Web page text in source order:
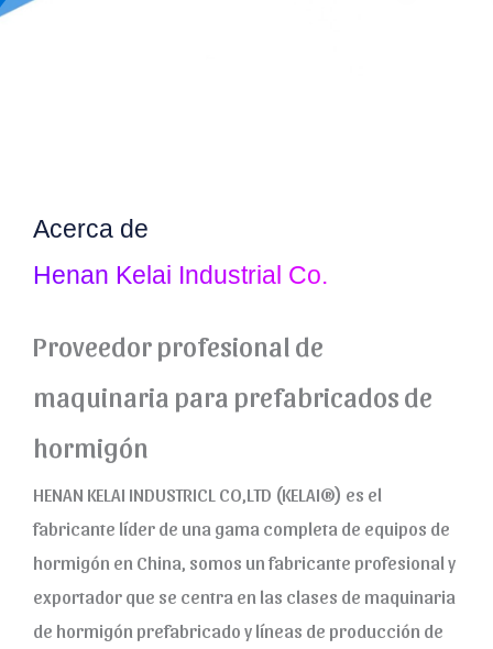
Acerca de
Henan Kelai Industrial Co.
Proveedor profesional de
maquinaria para prefabricados de
hormigón
HENAN KELAI INDUSTRICL CO,LTD (KELAI®) es el
fabricante líder de una gama completa de equipos de
hormigón en China, somos un fabricante profesional y
exportador que se centra en las clases de maquinaria
de hormigón prefabricado y líneas de producción de